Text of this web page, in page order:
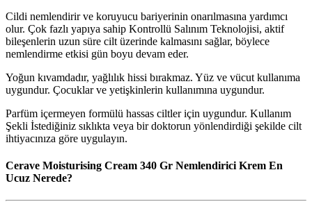
Cildi nemlendirir ve koruyucu bariyerinin onarılmasına yardımcı
olur. Çok fazlı yapıya sahip Kontrollü Salınım Teknolojisi, aktif
bileşenlerin uzun süre cilt üzerinde kalmasını sağlar, böylece
nemlendirme etkisi gün boyu devam eder.
Yoğun kıvamdadır, yağlılık hissi bırakmaz. Yüz ve vücut kullanıma
uygundur. Çocuklar ve yetişkinlerin kullanımına uygundur.
Parfüm içermeyen formülü hassas ciltler için uygundur. Kullanım
Şekli İstediğiniz sıklıkta veya bir doktorun yönlendirdiği şekilde cilt
ihtiyacınıza göre uygulayın.
Cerave Moisturising Cream 340 Gr Nemlendirici Krem En
Ucuz Nerede?